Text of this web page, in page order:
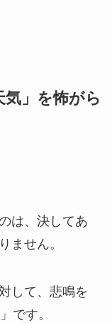
」を怖がら
は、決してあ
ません。
して、悲鳴を
です。